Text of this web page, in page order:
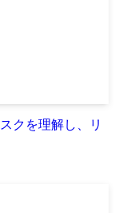
クを理解し、リ